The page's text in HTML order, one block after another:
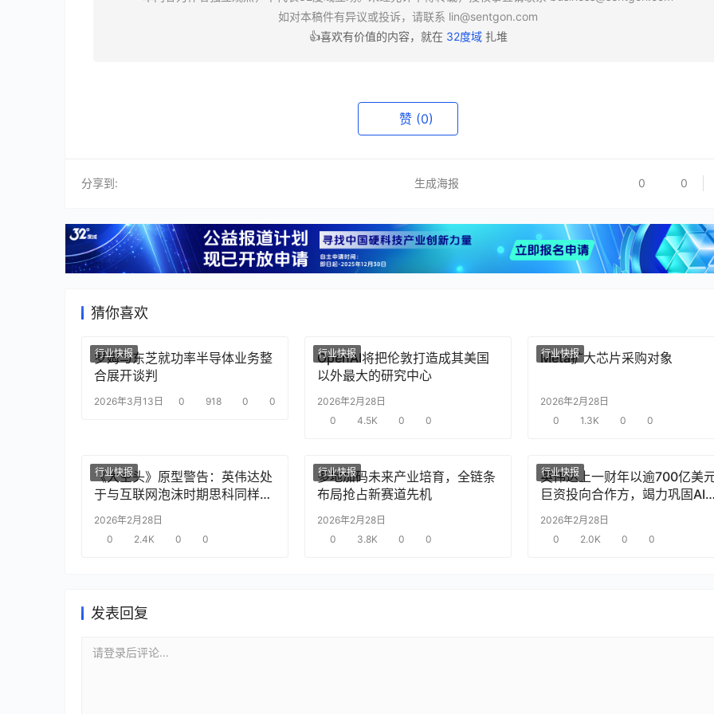
如对本稿件有异议或投诉，请联系 lin@sentgon.com
👍喜欢有价值的内容，就在 32度域扎堆
赞 (0)
分享到: 生成海报 0 0
猜你喜欢
行业快报
罗姆与东芝就功率半导体业务整
合展开谈判
2026年3月13日 0 918 0 0
行业快报
OpenAI将把伦敦打造成其美国
以外最大的研究中心
2026年2月28日
0
4.5K 0 0
行业快报
Meta扩大芯片采购对象
2026年2月28日
0
1.3K 0 0
行业快报
《大空头》原型警告：英伟达处
于与互联网泡沫时期思科同样的
“危险境地”
2026年2月28日
0
2.4K 0 0
行业快报
多地加码未来产业培育，全链条
布局抢占新赛道先机
2026年2月28日
0
3.8K 0 0
行业快报
英伟达上一财年以逾700亿美
巨资投向合作方，竭力巩固AI
片需求
2026年2月28日
0
2.0K 0 0
发表回复
请登录后评论...